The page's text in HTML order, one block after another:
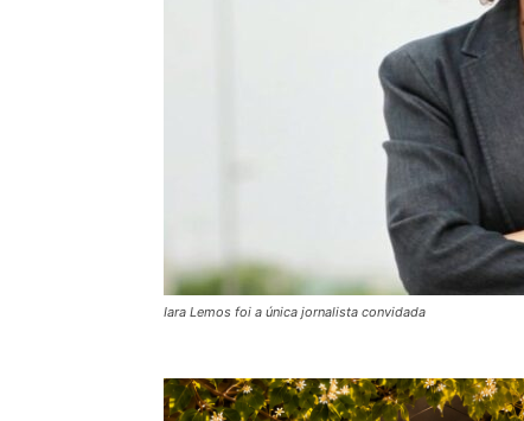
Iara Lemos foi a única jornalista convidada